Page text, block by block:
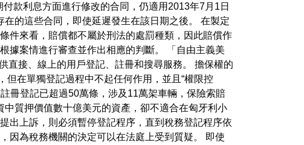
款利息方面進行修改的合同，仍適用2013年7月1日
的這些合同，即使延遲發生在該日期之後。 在製定
件來看，賠償都不屬於刑法的處罰種類，因此賠償作
據案情進行審查並作出相應的判斷。 「自由主義美
直接、線上的用戶登記、註冊和搜尋服務。 擔保權的
在單獨登記過程中不起任何作用，並且“權限控
冊登記已超過50萬條，涉及11萬架車輛，保險索賠
質押價值數十億美元的資產，卻不適合在匈牙利小
出上訴，則必須暫停登記程序，直到稅務登記程序依
因為稅務機關的決定可以在法庭上受到質疑。 即使